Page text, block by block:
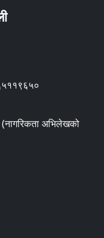
अभिलेखको